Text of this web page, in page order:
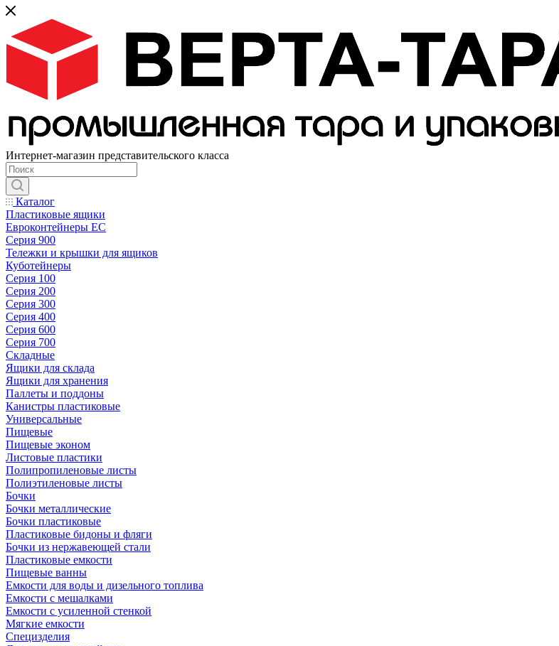
Интернет-магазин представительского класса
Каталог
Пластиковые ящики
Евроконтейнеры ЕС
Серия 900
Тележки и крышки для ящиков
Куботейнеры
Серия 100
Серия 200
Серия 300
Серия 400
Серия 600
Серия 700
Складные
Ящики для склада
Ящики для хранения
Паллеты и поддоны
Канистры пластиковые
Универсальные
Пищевые
Пищевые эконом
Листовые пластики
Полипропиленовые листы
Полиэтиленовые листы
Бочки
Бочки металлические
Бочки пластиковые
Пластиковые бидоны и фляги
Бочки из нержавеющей стали
Пластиковые емкости
Пищевые ванны
Емкости для воды и дизельного топлива
Емкости с мешалками
Емкости с усиленной стенкой
Мягкие емкости
Специзделия